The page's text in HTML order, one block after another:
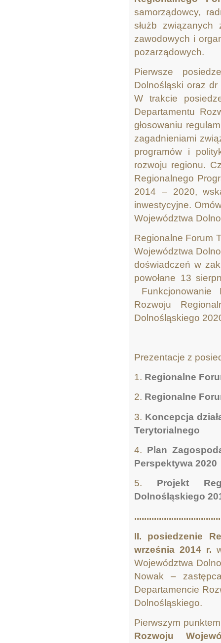
samorządowcy,
służb związanych
zawodowych i
pozarządowych.
Pierwsze
Dolnośląski oraz dr
W trakcie
Departamentu
głosowaniu
zagadnieniami
programów i
rozwoju regionu.
Regionalnego
2014 – 2020,
inwestycyjne.
Województwa
Regionalne Forum
Województwa
doświadczeń w
powołane 13
Rozwoju
Dolnośląskiego
Prezentacje z
1. Regionalne
2. Regionalne
3. Koncepcja
Terytorialnego
4. Plan
Perspektywa 2020
5. Projekt
Dolnośląskiego
II. posiedzenie
września 2014 r.
Województwa
Nowak –
Departamencie
Dolnośląskiego.
Pierwszym
Rozwoju